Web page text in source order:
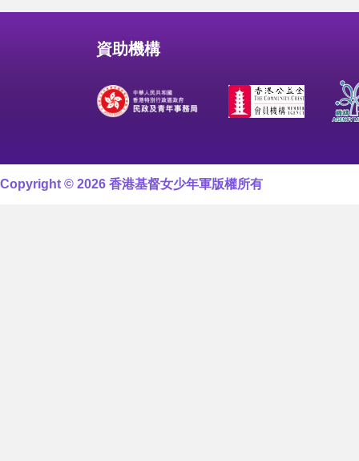
資助機構
Copyright © 2026 香港基督女少年軍版權所有